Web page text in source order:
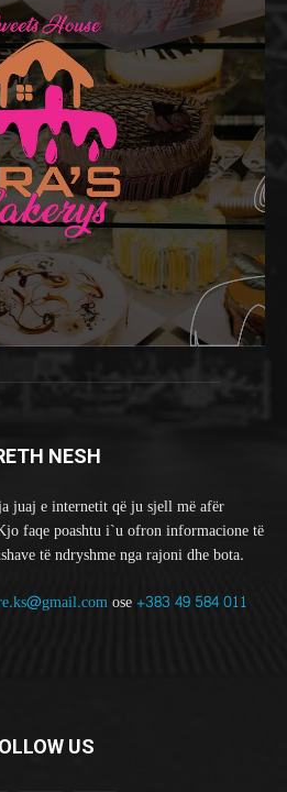
NESH
juaj e internetit që ju sjell më afër
faqe poashtu i`u ofron informacione të
të ndryshme nga rajoni dhe bota.
ose+383 49 584 011
US